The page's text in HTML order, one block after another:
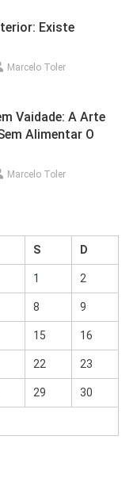
Existe
Marcelo Toler
Vaidade: A Arte
Alimentar O
Marcelo Toler
S D
1 2
8 9
15 16
22 23
29 30